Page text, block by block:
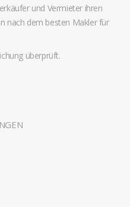
und Vermieter ihren
nach dem besten Makler für
überprüft.